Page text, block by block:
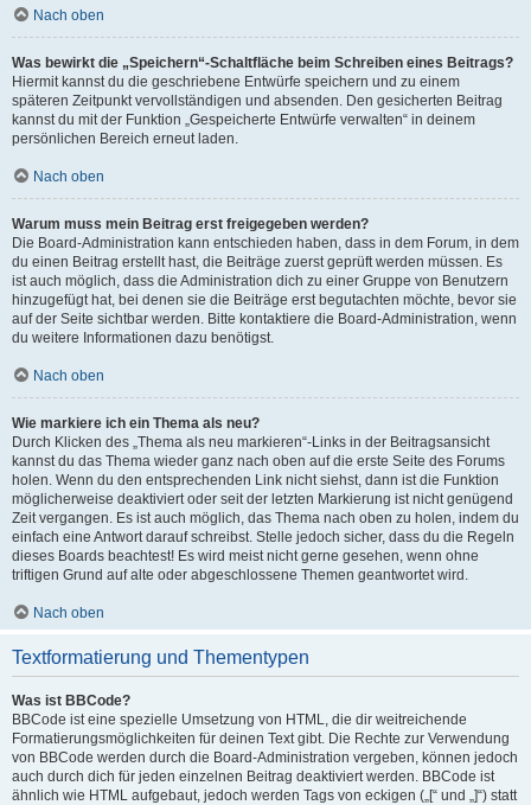
Nach oben
Was bewirkt die „Speichern“-Schaltfläche beim Schreiben eines Beitrags?
Hiermit kannst du die geschriebene Entwürfe speichern und zu einem
späteren Zeitpunkt vervollständigen und absenden. Den gesicherten Beitrag
kannst du mit der Funktion „Gespeicherte Entwürfe verwalten“ in deinem
persönlichen Bereich erneut laden.
Nach oben
Warum muss mein Beitrag erst freigegeben werden?
Die Board-Administration kann entschieden haben, dass in dem Forum, in dem
du einen Beitrag erstellt hast, die Beiträge zuerst geprüft werden müssen. Es
ist auch möglich, dass die Administration dich zu einer Gruppe von Benutzern
hinzugefügt hat, bei denen sie die Beiträge erst begutachten möchte, bevor sie
auf der Seite sichtbar werden. Bitte kontaktiere die Board-Administration, wenn
du weitere Informationen dazu benötigst.
Nach oben
Wie markiere ich ein Thema als neu?
Durch Klicken des „Thema als neu markieren“-Links in der Beitragsansicht
kannst du das Thema wieder ganz nach oben auf die erste Seite des Forums
holen. Wenn du den entsprechenden Link nicht siehst, dann ist die Funktion
möglicherweise deaktiviert oder seit der letzten Markierung ist nicht genügend
Zeit vergangen. Es ist auch möglich, das Thema nach oben zu holen, indem du
einfach eine Antwort darauf schreibst. Stelle jedoch sicher, dass du die Regeln
dieses Boards beachtest! Es wird meist nicht gerne gesehen, wenn ohne
triftigen Grund auf alte oder abgeschlossene Themen geantwortet wird.
Nach oben
Textformatierung und Thementypen
Was ist BBCode?
BBCode ist eine spezielle Umsetzung von HTML, die dir weitreichende
Formatierungsmöglichkeiten für deinen Text gibt. Die Rechte zur Verwendung
von BBCode werden durch die Board-Administration vergeben, können jedoch
auch durch dich für jeden einzelnen Beitrag deaktiviert werden. BBCode ist
ähnlich wie HTML aufgebaut, jedoch werden Tags von eckigen („[“ und „]“) statt